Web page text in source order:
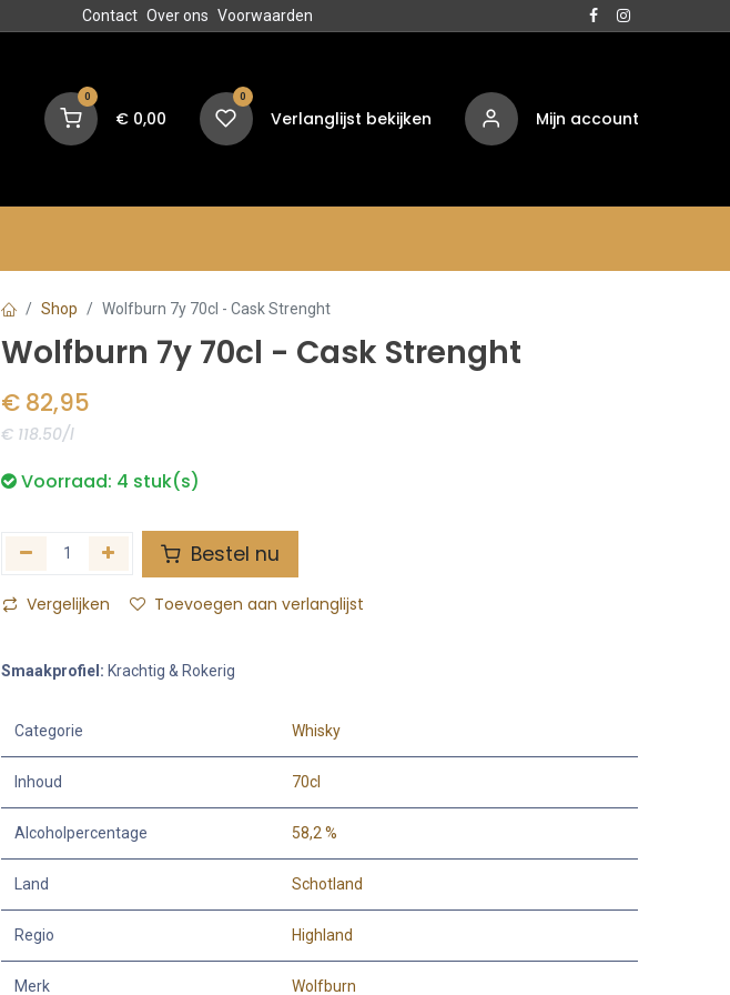
Contact Over ons Voorwaarden
0
€ 0,00
0
Verlanglijst bekijken Mijn account
Shop Wolfburn 7y 70cl - Cask Strenght
Wolfburn 7y 70cl - Cask Strenght
€ 82,95
€ 118.50/l
Voorraad: 4 stuk(s)
Bestel nu
Vergelijken Toevoegen aan verlanglijst
Smaakprofiel: Krachtig & Rokerig
Categorie Whisky
Inhoud 70cl
Alcoholpercentage 58,2 %
Land Schotland
Regio Highland
Merk Wolfburn